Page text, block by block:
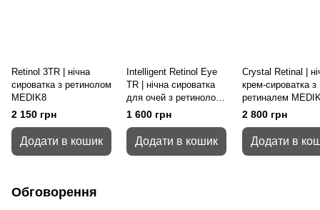
Retinol 3TR | нічна
сироватка з ретинолом
MEDIK8
2 150 грн
Додати в кошик
Intelligent Retinol Eye
TR | нічна сироватка
для очей з ретинолом
MEDIK8
1 600 грн
Додати в кошик
Crystal Retinal |
крем-сироватка з
ретиналем
2 800 грн
Додати в
Обговорення